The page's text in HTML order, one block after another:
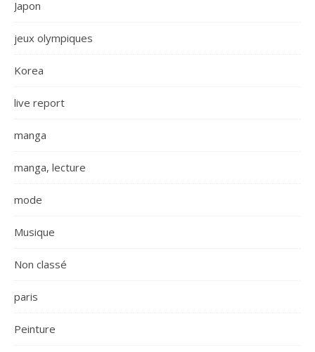
Japon
jeux olympiques
Korea
live report
manga
manga, lecture
mode
Musique
Non classé
paris
Peinture